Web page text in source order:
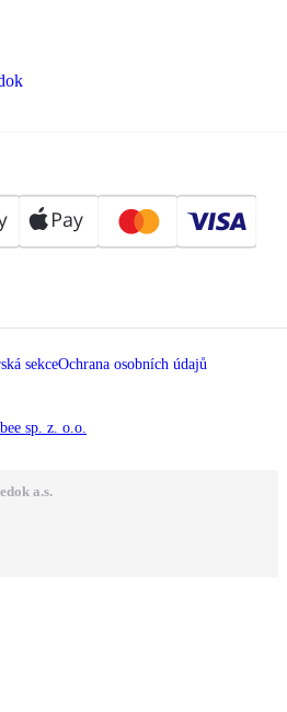
sekceOchrana osobních údajů
sp. z. o.o.
a.s.